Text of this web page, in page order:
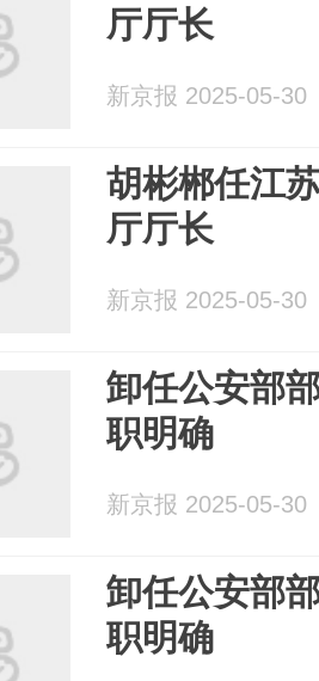
厅厅长
新京报 2025-05-30
胡彬郴任江
厅厅长
新京报 2025-05-30
卸任公安部
职明确
新京报 2025-05-30
卸任公安部
职明确